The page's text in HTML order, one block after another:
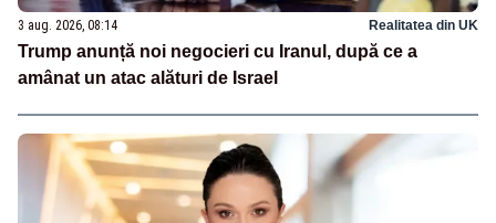
3 aug. 2026, 08:14 Realitatea din UK
Trump anunță noi negocieri cu Iranul, după ce a
amânat un atac alături de Israel